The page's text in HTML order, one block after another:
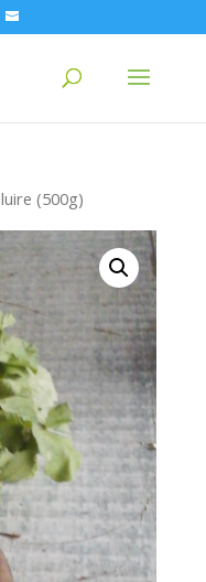
(500g)